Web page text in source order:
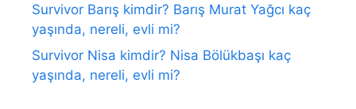
Survivor Barış kimdir? Barış Murat Yağcı kaç
yaşında, nereli, evli mi?
Survivor Nisa kimdir? Nisa Bölükbaşı kaç
yaşında, nereli, evli mi?